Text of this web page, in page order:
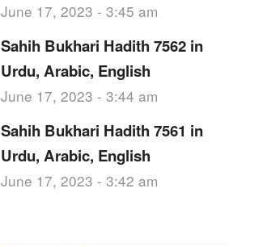
June 17, 2023 - 3:45 am
Sahih Bukhari Hadith 7562 in
Urdu, Arabic, English
June 17, 2023 - 3:44 am
Sahih Bukhari Hadith 7561 in
Urdu, Arabic, English
June 17, 2023 - 3:42 am